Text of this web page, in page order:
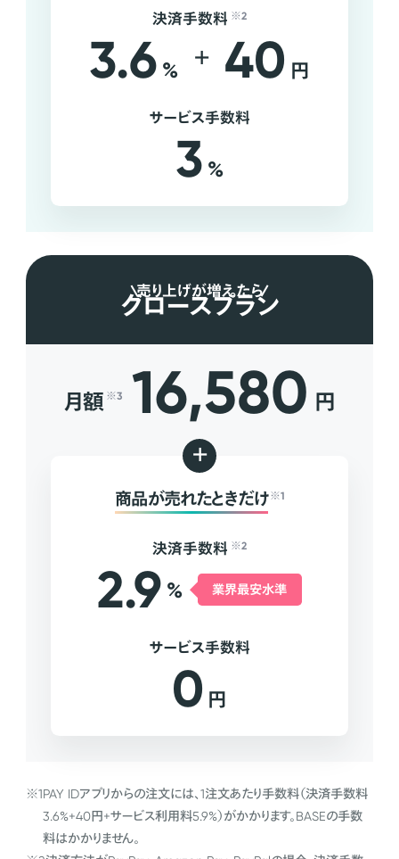
決済手数料 ※2
3.6 % + 40 円
サービス手数料
3 %
売り上げが増えたら
グロースプラン
月額 ※3 16,580 円
+
商品が売れたときだけ ※1
決済手数料 ※2
2.9 % 業界最安水準
サービス手数料
0 円
※1PAY IDアプリからの注文には、1注文あたり手数料（決済手数料
3.6%+40円+サービス利用料5.9%）がかかります。BASEの手数
料はかかりません。